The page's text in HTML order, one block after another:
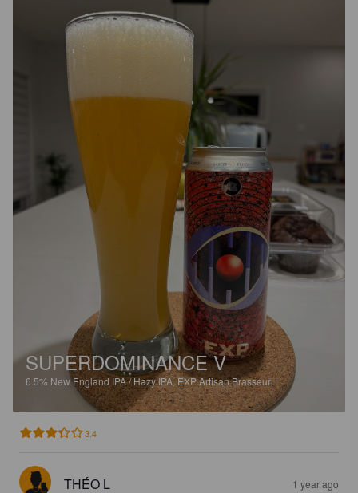
SUPERDOMINANCE V
6.5% New England IPA / Hazy IPA.EXP Artisan Brasseur.
3.4
THÉO L 1 year ago